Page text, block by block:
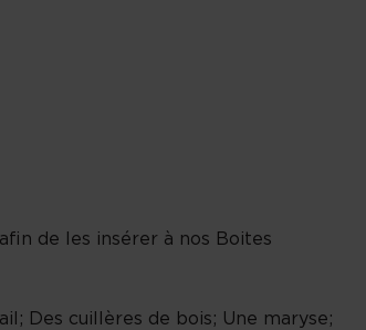
de les insérer à nos Boites
Des cuillères de bois; Une maryse;